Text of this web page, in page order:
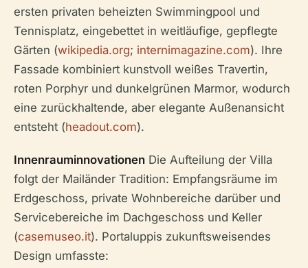
ersten privaten beheizten Swimmingpool und
Tennisplatz, eingebettet in weitläufige, gepflegte
Gärten (wikipedia.org; internimagazine.com). Ihre
Fassade kombiniert kunstvoll weißes Travertin,
roten Porphyr und dunkelgrünen Marmor, wodurch
eine zurückhaltende, aber elegante Außenansicht
entsteht (headout.com).
Innenrauminnovationen Die Aufteilung der Villa
folgt der Mailänder Tradition: Empfangsräume im
Erdgeschoss, private Wohnbereiche darüber und
Servicebereiche im Dachgeschoss und Keller
(casemuseo.it). Portaluppis zukunftsweisendes
Design umfasste: